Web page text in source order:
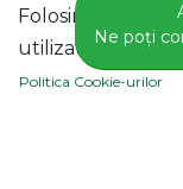
Folosim cookie-
utilizator mai
Politica Cookie-urilor
Ne poți